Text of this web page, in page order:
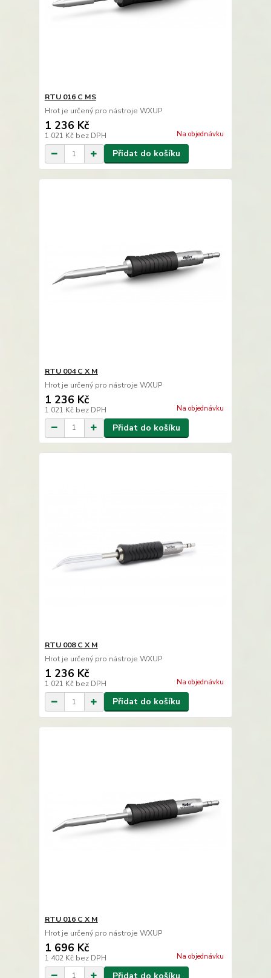
RTU 016 C MS
Hrot je určený pro nástroje WXUP
1 236 Kč
1 021 Kč bez DPH Na objednávku
Přidat do košíku
RTU 004 C X M
Hrot je určený pro nástroje WXUP
1 236 Kč
1 021 Kč bez DPH Na objednávku
Přidat do košíku
RTU 008 C X M
Hrot je určený pro nástroje WXUP
1 236 Kč
1 021 Kč bez DPH Na objednávku
Přidat do košíku
RTU 016 C X M
Hrot je určený pro nástroje WXUP
1 696 Kč
1 402 Kč bez DPH Na objednávku
Přidat do košíku